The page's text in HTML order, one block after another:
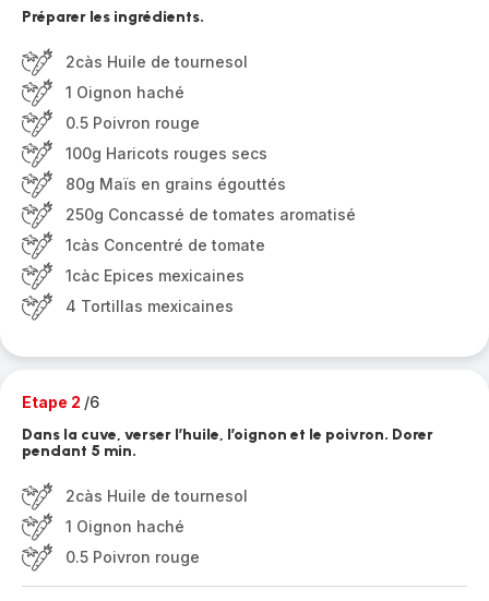
Préparer les ingrédients.
2càs Huile de tournesol
1 Oignon haché
0.5 Poivron rouge
100g Haricots rouges secs
80g Maïs en grains égouttés
250g Concassé de tomates aromatisé
1càs Concentré de tomate
1càc Epices mexicaines
4 Tortillas mexicaines
Etape 2 /6
Dans la cuve, verser l’huile, l’oignon et le poivron. Dorer
pendant 5 min.
2càs Huile de tournesol
1 Oignon haché
0.5 Poivron rouge